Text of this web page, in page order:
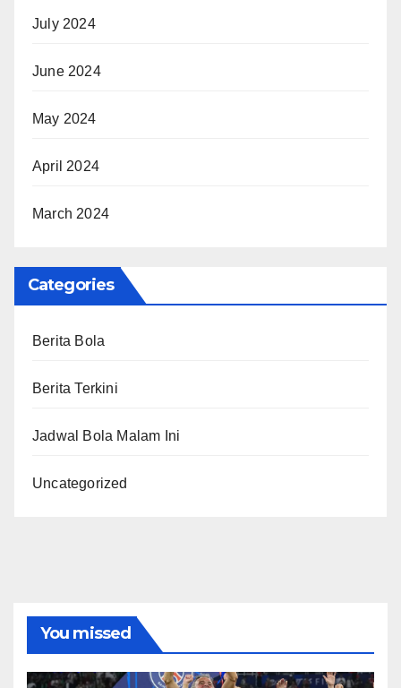
July 2024
June 2024
May 2024
April 2024
March 2024
Categories
Berita Bola
Berita Terkini
Jadwal Bola Malam Ini
Uncategorized
You missed